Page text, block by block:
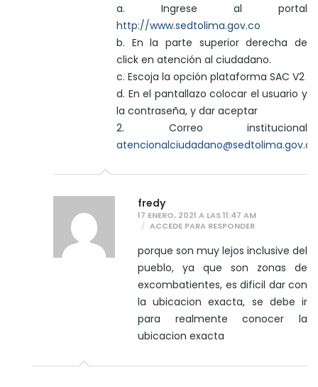
a. Ingrese al portal
http://www.sedtolima.gov.co
b. En la parte superior derecha de
click en atención al ciudadano.
c. Escoja la opción plataforma SAC V2
d. En el pantallazo colocar el usuario y
la contraseña, y dar aceptar
2. Correo institucional
atencionalciudadano@sedtolima.gov.co
fredy
17 ENERO, 2021 A LAS 11:47 AM
ACCEDE PARA RESPONDER
porque son muy lejos inclusive del
pueblo, ya que son zonas de
excombatientes, es dificil dar con
la ubicacion exacta, se debe ir
para realmente conocer la
ubicacion exacta